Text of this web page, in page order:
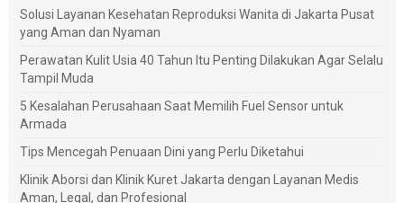
Solusi Layanan Kesehatan Reproduksi Wanita di Jakarta Pusat
yang Aman dan Nyaman
Perawatan Kulit Usia 40 Tahun Itu Penting Dilakukan Agar Selalu
Tampil Muda
5 Kesalahan Perusahaan Saat Memilih Fuel Sensor untuk
Armada
Tips Mencegah Penuaan Dini yang Perlu Diketahui
Klinik Aborsi dan Klinik Kuret Jakarta dengan Layanan Medis
Aman, Legal, dan Profesional